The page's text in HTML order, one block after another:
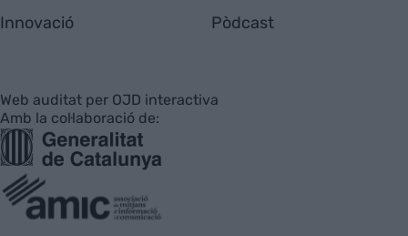
Innovació Pòdcast
Web auditat per OJD interactiva
Amb la col·laboració de: